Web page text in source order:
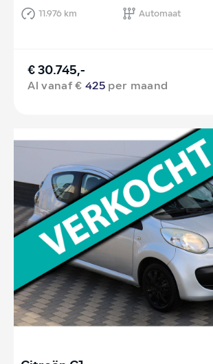
11.976 km
Automaat
€ 30.745,-
Al vanaf €425 per maand